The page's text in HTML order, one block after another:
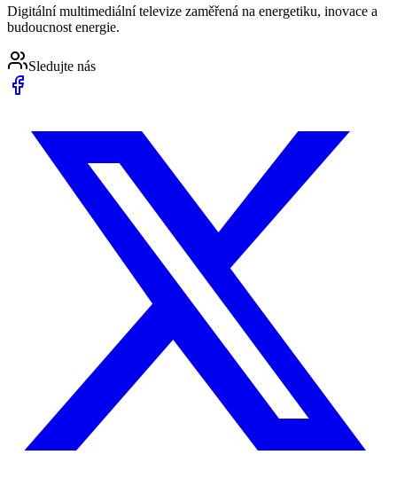
Digitální multimediální televize zaměřená na energetiku, inovace a
budoucnost energie.
Sledujte nás